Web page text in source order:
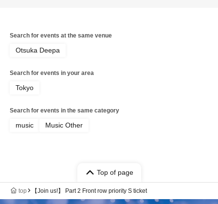
Search for events at the same venue
Otsuka Deepa
Search for events in your area
Tokyo
Search for events in the same category
music Music Other
Top of page
top 【Join us!】 Part 2 Front row priority S ticket